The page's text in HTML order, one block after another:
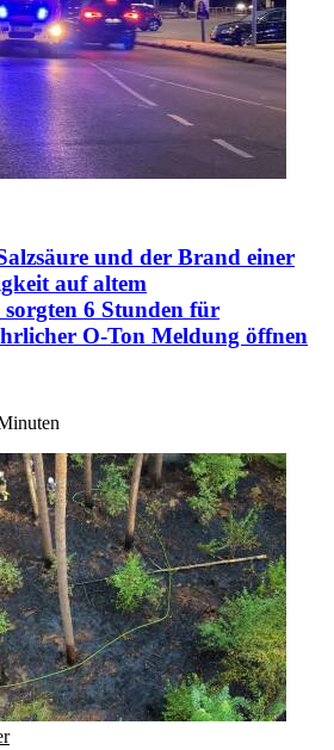
und der Brand einer
auf altem
sorgten 6 Stunden für
O-Ton Meldung öffnen